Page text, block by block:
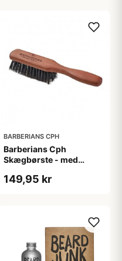
BARBERIANS CPH
Barberians Cph
Skægbørste - med
149,95 kr